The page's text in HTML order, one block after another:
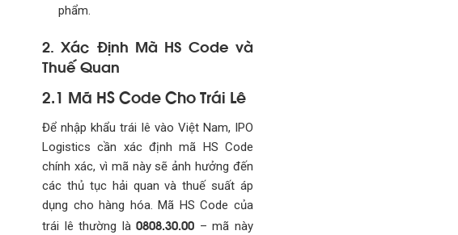
phẩm.
2. Xác Định Mã HS Code và
Thuế Quan
2.1 Mã HS Code Cho Trái Lê
Để nhập khẩu trái lê vào Việt Nam, IPO
Logistics cần xác định mã HS Code
chính xác, vì mã này sẽ ảnh hưởng đến
các thủ tục hải quan và thuế suất áp
dụng cho hàng hóa. Mã HS Code của
trái lê thường là0808.30.00 – mã này